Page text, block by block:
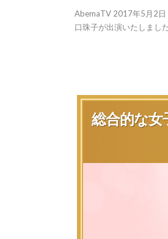
AbemaTV 2017年5月2日
口珠子が出演いたしまし
総合的な